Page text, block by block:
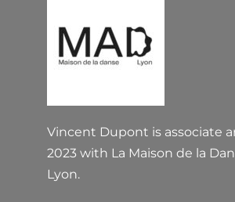
Vincent Dupont is associate
2023 with La Maison de la
Lyon.